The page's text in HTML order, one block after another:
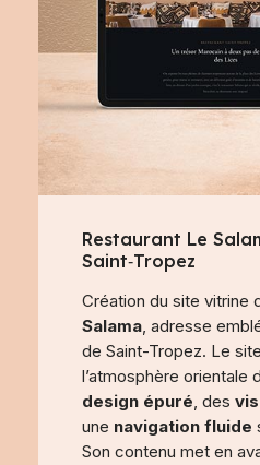
Restaurant Le
Saint‑Tropez
Création du site vitrine
Salama, adresse
de Saint-Tropez. Le
l’atmosphère orientale
design épuré, des
une navigation fluide
Son contenu met en